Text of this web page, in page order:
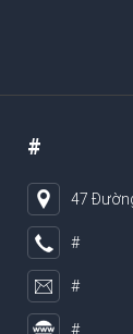
#
47
#
#
#